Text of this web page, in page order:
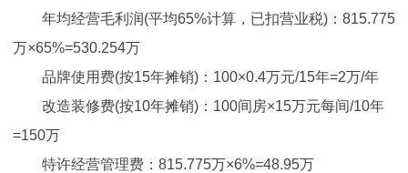
年均经营毛利润(平均65%计算，已扣营业税)：815.775
万×65%=530.254万
品牌使用费(按15年摊销)：100×0.4万元/15年=2万/年
改造装修费(按10年摊销)：100间房×15万元每间/10年
=150万
特许经营管理费：815.775万×6%=48.95万